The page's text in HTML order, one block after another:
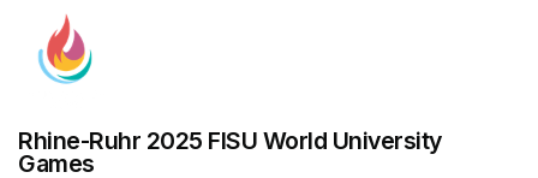
Rhine-Ruhr 2025 FISU World University
Games